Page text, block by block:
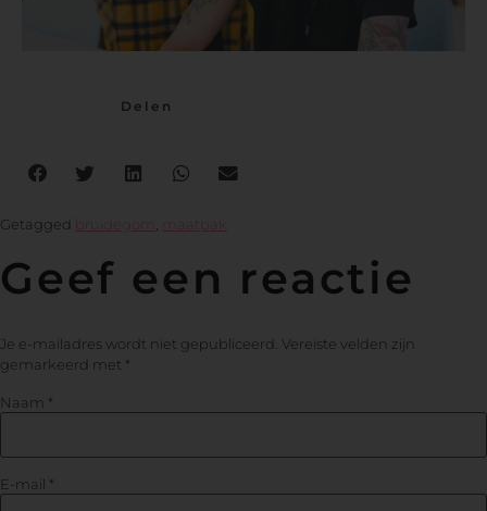
Delen
Getagged , maatpak
Geef een reactie
Je e-mailadres wordt niet gepubliceerd. Vereiste velden zijn
gemarkeerd met *
Naam *
E-mail *